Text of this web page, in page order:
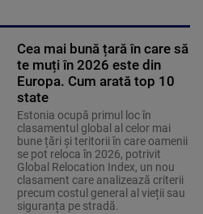
Cea mai bună țară în care să
te muți în 2026 este din
Europa. Cum arată top 10
state
Estonia ocupă primul loc în
clasamentul global al celor mai
bune țări și teritorii în care oamenii
se pot reloca în 2026, potrivit
Global Relocation Index, un nou
clasament care analizează criterii
precum costul general al vieții sau
siguranța pe stradă.